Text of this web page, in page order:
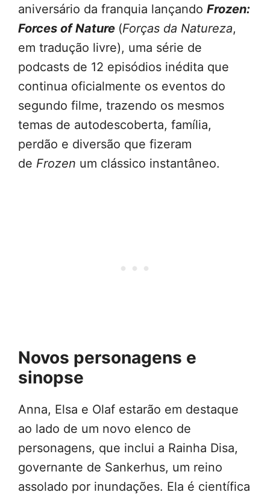
aniversário da franquia lançando Frozen:
Forces of Nature (Forças da Natureza,
em tradução livre), uma série de
podcasts de 12 episódios inédita que
continua oficialmente os eventos do
segundo filme, trazendo os mesmos
temas de autodescoberta, família,
perdão e diversão que fizeram
de Frozen um clássico instantâneo.
Novos personagens e
sinopse
Anna, Elsa e Olaf estarão em destaque
ao lado de um novo elenco de
personagens, que inclui a Rainha Disa,
governante de Sankerhus, um reino
assolado por inundações. Ela é científica